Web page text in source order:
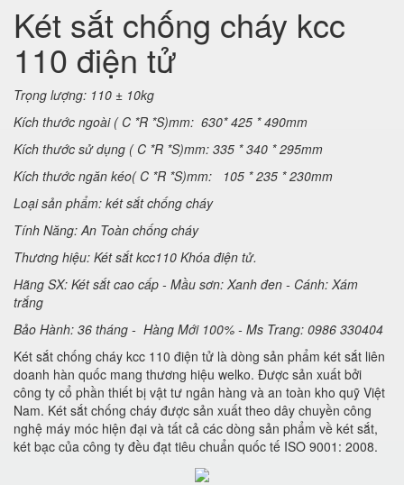
Két sắt chống cháy kcc
110 điện tử
Trọng lượng: 110 ± 10kg
Kích thước ngoài ( C *R *S)mm: 630* 425 * 490mm
Kích thước sử dụng ( C *R *S)mm: 335 * 340 * 295mm
Kích thước ngăn kéo( C *R *S)mm: 105 * 235 * 230mm
Loại sản phẩm: két sắt chống cháy
Tính Năng: An Toàn chống cháy
Thương hiệu: Két sắt kcc110 Khóa điện tử.
Hãng SX: Két sắt cao cấp - Mầu sơn: Xanh đen - Cánh: Xám
trắng
Bảo Hành: 36 tháng - Hàng Mới 100% - Ms Trang: 0986 330404
Két sắt chống cháy kcc 110 điện tử là dòng sản phẩm két sắt liên
doanh hàn quốc mang thương hiệu welko. Được sản xuất bởi
công ty cổ phần thiết bị vật tư ngân hàng và an toàn kho quỹ Việt
Nam. Két sắt chống cháy được sản xuất theo dây chuyền công
nghệ máy móc hiện đại và tất cả các dòng sản phẩm về két sắt,
két bạc của công ty đều đạt tiêu chuẩn quốc tế ISO 9001: 2008.